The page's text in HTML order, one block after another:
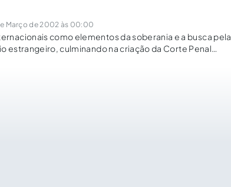
Março de 2002 às 00:00
como elementos da soberania e a busca pela
culminando na criação da Corte Penal